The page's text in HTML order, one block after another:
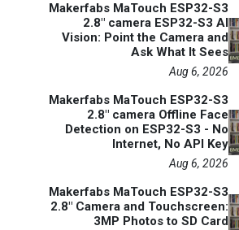
Makerfabs MaTouch ESP32-S3
2.8" camera ESP32-S3 AI
Vision: Point the Camera and
Ask What It Sees
Aug 6, 2026
Makerfabs MaTouch ESP32-S3
2.8" camera Offline Face
Detection on ESP32-S3 - No
Internet, No API Key
Aug 6, 2026
Makerfabs MaTouch ESP32-S3
2.8" Camera and Touchscreen:
3MP Photos to SD Card